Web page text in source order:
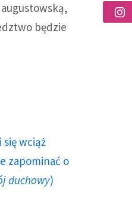
będzie
się wciąż
zapominać o
duchowy)